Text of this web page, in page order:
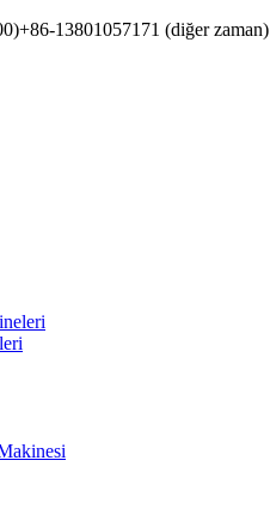
+86-13801057171 (diğer zaman)